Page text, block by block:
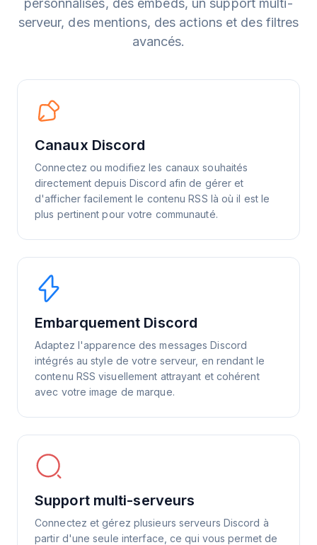
personnalisés, des embeds, un support multi-
serveur, des mentions, des actions et des filtres
avancés.
Canaux Discord
Connectez ou modifiez les canaux souhaités
directement depuis Discord afin de gérer et
d'afficher facilement le contenu RSS là où il est le
plus pertinent pour votre communauté.
Embarquement Discord
Adaptez l'apparence des messages Discord
intégrés au style de votre serveur, en rendant le
contenu RSS visuellement attrayant et cohérent
avec votre image de marque.
Support multi-serveurs
Connectez et gérez plusieurs serveurs Discord à
partir d'une seule interface, ce qui vous permet de